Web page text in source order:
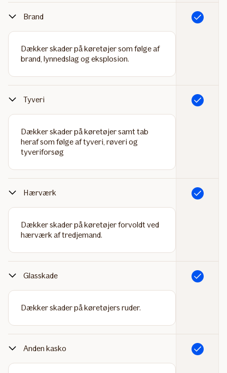
Brand
Dækker skader på køretøjer som følge af
brand, lynnedslag og eksplosion.
Inkluderet
Tyveri
Dækker skader på køretøjer samt tab
heraf som følge af tyveri, røveri og
tyveriforsøg
Inkluderet
Hærværk
Dækker skader på køretøjer forvoldt ved
hærværk af tredjemand.
Inkluderet
Glasskade
Dækker skader på køretøjers ruder.
Inkluderet
Anden kasko Inkluderet